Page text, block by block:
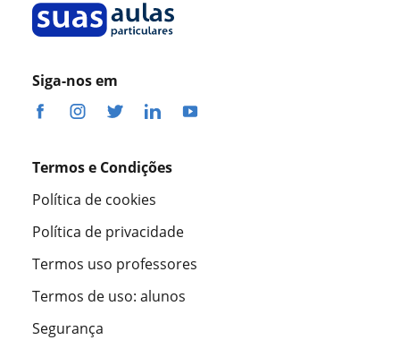
Siga-nos em
Termos e Condições
Política de cookies
Política de privacidade
Termos uso professores
Termos de uso: alunos
Segurança